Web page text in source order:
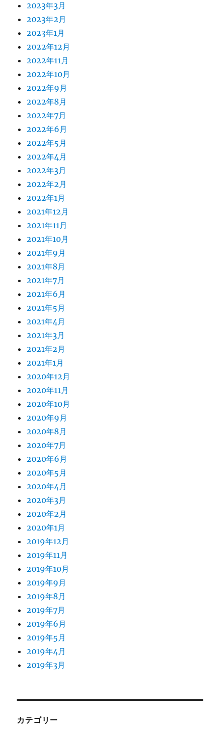
2023年3月
2023年2月
2023年1月
2022年12月
2022年11月
2022年10月
2022年9月
2022年8月
2022年7月
2022年6月
2022年5月
2022年4月
2022年3月
2022年2月
2022年1月
2021年12月
2021年11月
2021年10月
2021年9月
2021年8月
2021年7月
2021年6月
2021年5月
2021年4月
2021年3月
2021年2月
2021年1月
2020年12月
2020年11月
2020年10月
2020年9月
2020年8月
2020年7月
2020年6月
2020年5月
2020年4月
2020年3月
2020年2月
2020年1月
2019年12月
2019年11月
2019年10月
2019年9月
2019年8月
2019年7月
2019年6月
2019年5月
2019年4月
2019年3月
カテゴリー